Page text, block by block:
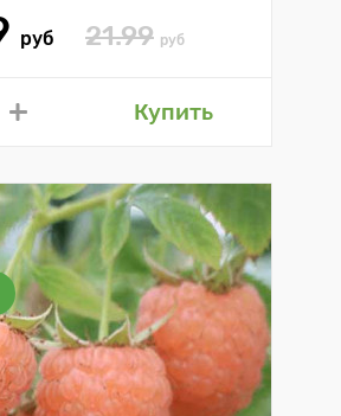
руб 21.99 руб
Купить